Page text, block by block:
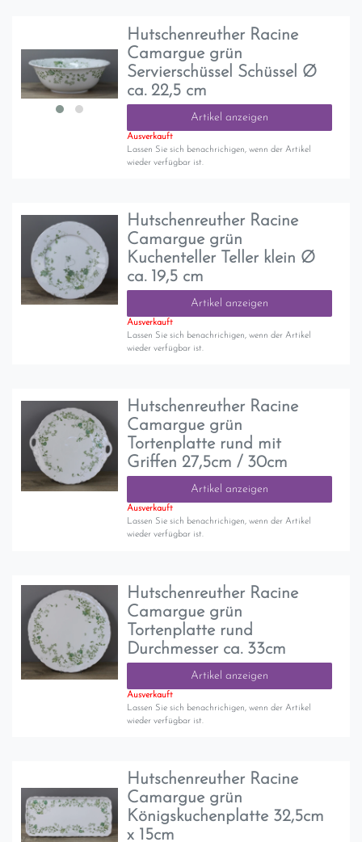
Hutschenreuther Racine
Camargue grün
Servierschüssel Schüssel Ø
ca. 22,5 cm
Artikel anzeigen
Ausverkauft
Lassen Sie sich benachrichigen, wenn der Artikel
wieder verfügbar ist.
Hutschenreuther Racine
Camargue grün
Kuchenteller Teller klein Ø
ca. 19,5 cm
Artikel anzeigen
Ausverkauft
Lassen Sie sich benachrichigen, wenn der Artikel
wieder verfügbar ist.
Hutschenreuther Racine
Camargue grün
Tortenplatte rund mit
Griffen 27,5cm / 30cm
Artikel anzeigen
Ausverkauft
Lassen Sie sich benachrichigen, wenn der Artikel
wieder verfügbar ist.
Hutschenreuther Racine
Camargue grün
Tortenplatte rund
Durchmesser ca. 33cm
Artikel anzeigen
Ausverkauft
Lassen Sie sich benachrichigen, wenn der Artikel
wieder verfügbar ist.
Hutschenreuther Racine
Camargue grün
Königskuchenplatte 32,5cm
x 15cm